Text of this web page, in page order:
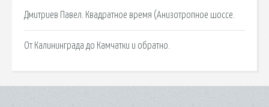
Дмитриев Павел. Квадратное время (Анизотропное шоссе.
От Калининграда до Камчатки и обратно.